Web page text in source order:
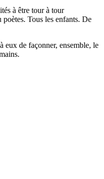
à être tour à tour
Tous les enfants. De
eux de façonner, ensemble, le